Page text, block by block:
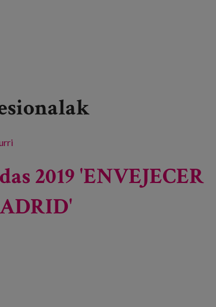
2019 'ENVEJECER